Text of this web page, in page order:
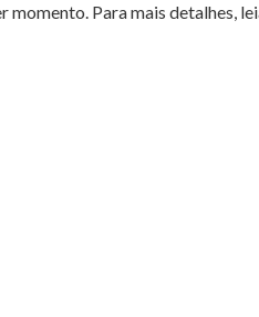
momento. Para mais detalhes,